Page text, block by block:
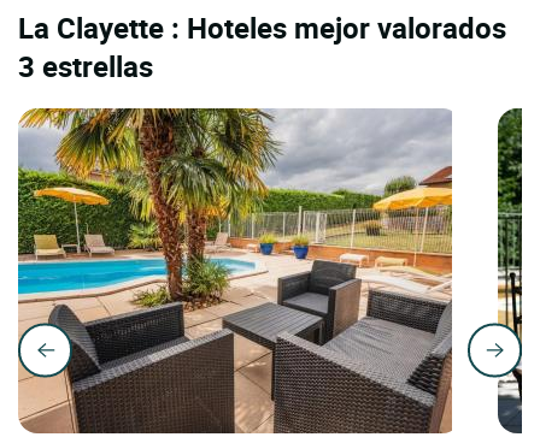
La Clayette : Hoteles mejor valorados
3 estrellas